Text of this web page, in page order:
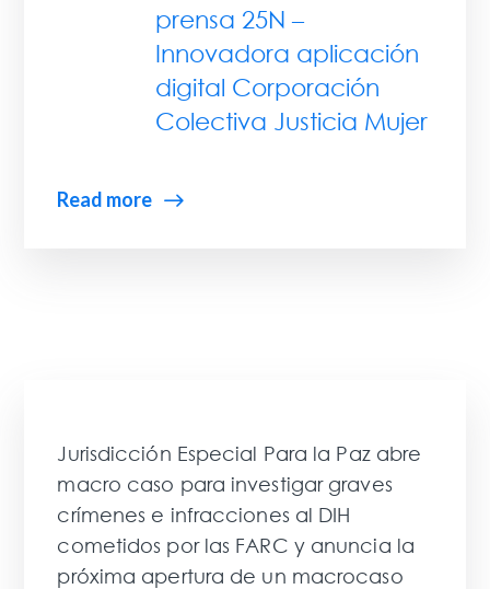
prensa 25N –
Innovadora aplicación
digital Corporación
Colectiva Justicia Mujer
Read more
Jurisdicción Especial Para la Paz abre
macro caso para investigar graves
crímenes e infracciones al DIH
cometidos por las FARC y anuncia la
próxima apertura de un macrocaso